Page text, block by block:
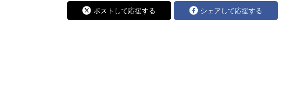
ポストして応援する シェアして応援する